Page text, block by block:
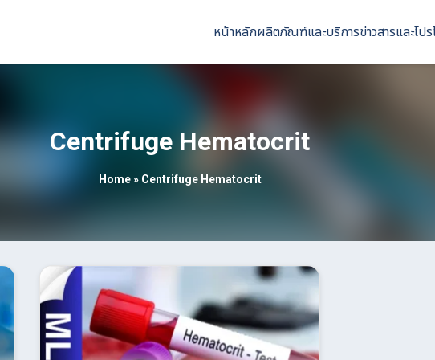
หน้าหลักผลิตภัณฑ์และบริการข่าวสารและโป
Centrifuge Hematocrit
Home» Centrifuge Hematocrit